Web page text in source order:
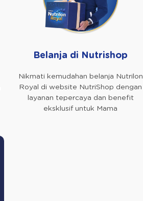
Belanja di Nutrishop
Nikmati kemudahan belanja Nutrilon
Royal di website NutriShop dengan
layanan tepercaya dan benefit
eksklusif untuk Mama